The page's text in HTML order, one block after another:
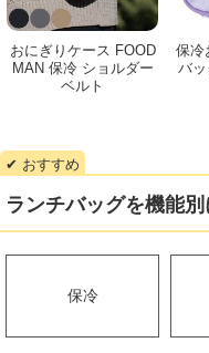
おにぎりケース FOOD
MAN 保冷 ショルダー
ベルト
保冷
バ
ランチバッグを機能
保冷